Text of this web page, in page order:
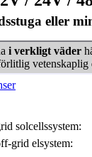
eller
i verk­ligt väder
veten­skaplig
solcellssystem:
grid elsystem: